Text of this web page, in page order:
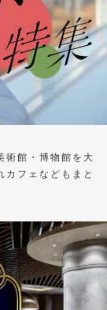
術館・博物館を大
フェなどもまと